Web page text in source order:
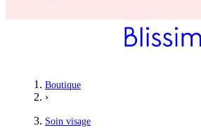
AliceBoutique
›
Soin visage